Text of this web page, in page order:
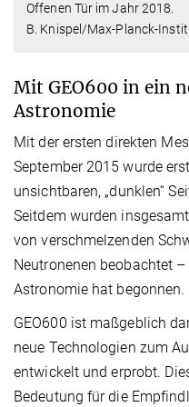
Offenen Tür im Jahr 2018.
B. Knispel/Max-Planck-
Mit GEO600 in ein
Astronomie
Mit der ersten direkten
September 2015 wurde
unsichtbaren, „dunklen“
Seitdem wurden
von verschmelzenden
Neutronenen beobachtet
Astronomie hat begonnen.
GEO600 ist maßgeblich
neue Technologien zum
entwickelt und erprobt.
Bedeutung für die